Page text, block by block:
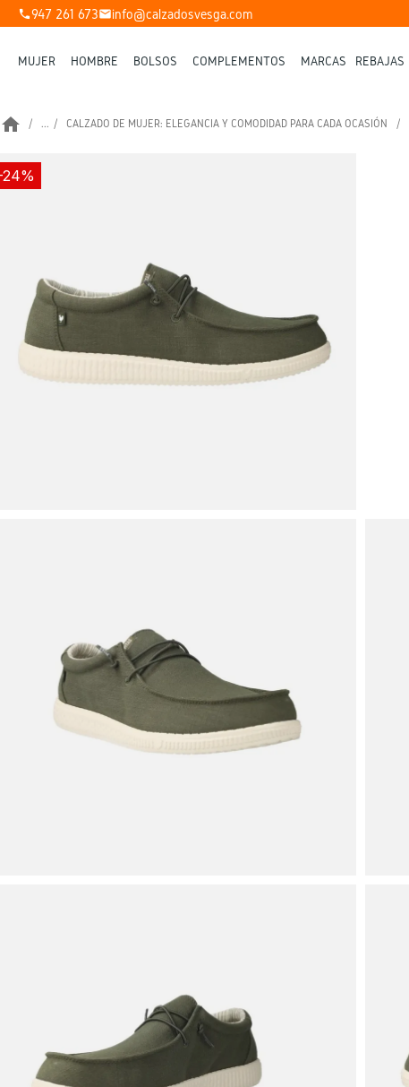
phone947 261 673mailinfo@calzadosvesga.com
MUJER HOMBRE BOLSOS COMPLEMENTOS MARCAS REBAJAS
home ... CALZADO DE MUJER: ELEGANCIA Y COMODIDAD PARA CADA OCASIÓN